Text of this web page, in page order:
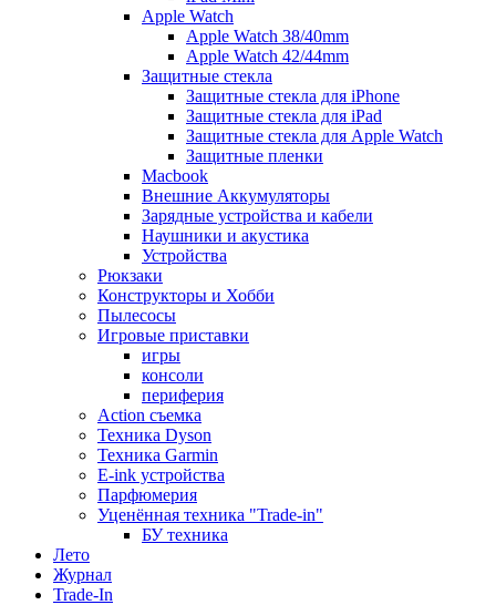
Apple Watch
Apple Watch 38/40mm
Apple Watch 42/44mm
Защитные стекла
Защитные стекла для iPhone
Защитные стекла для iPad
Защитные стекла для Apple Watch
Защитные пленки
Macbook
Внешние Аккумуляторы
Зарядные устройства и кабели
Наушники и акустика
Устройства
Рюкзаки
Конструкторы и Хобби
Пылесосы
Игровые приставки
игры
консоли
периферия
Action съемка
Техника Dyson
Техника Garmin
E-ink устройства
Парфюмерия
Уценённая техника "Trade-in"
БУ техника
Лето
Журнал
Trade-In